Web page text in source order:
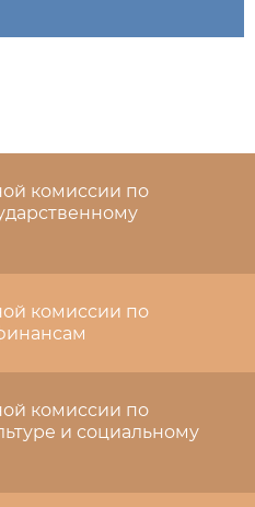
комиссии по
комиссии по
комиссии по
и социальному